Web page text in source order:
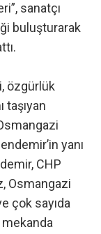
sanatçı
buluşturarak
özgürlük
taşıyan
yanı
CHP
Osmangazi
çok sayıda
mekanda